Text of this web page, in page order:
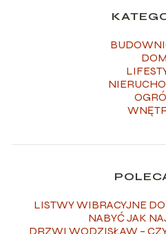
DOM
LISTWY WIBRACYJNE
NABYĆ JAK
DRZWI WODZISŁAW –